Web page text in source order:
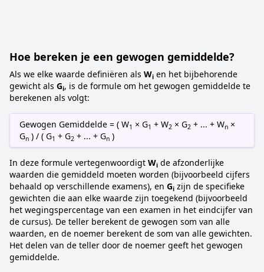
Hoe bereken je een gewogen gemiddelde?
Als we elke waarde definiëren als Wi en het bijbehorende
gewicht als Gi, is de formule om het gewogen gemiddelde te
berekenen als volgt:
Gewogen Gemiddelde = ( W1 × G1 + W2 × G2 + ... + Wn ×
Gn ) / ( G1 + G2 + ... + Gn )
In deze formule vertegenwoordigt Wi de afzonderlijke
waarden die gemiddeld moeten worden (bijvoorbeeld cijfers
behaald op verschillende examens), en Gi zijn de specifieke
gewichten die aan elke waarde zijn toegekend (bijvoorbeeld
het wegingspercentage van een examen in het eindcijfer van
de cursus). De teller berekent de gewogen som van alle
waarden, en de noemer berekent de som van alle gewichten.
Het delen van de teller door de noemer geeft het gewogen
gemiddelde.